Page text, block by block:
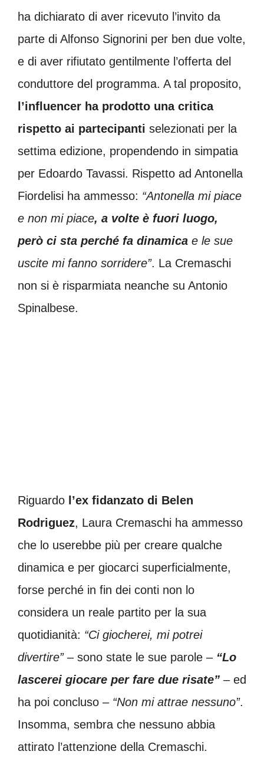
ha dichiarato di aver ricevuto l’invito da
parte di Alfonso Signorini per ben due volte,
e di aver rifiutato gentilmente l’offerta del
conduttore del programma. A tal proposito,
l’influencer ha prodotto una critica
rispetto ai partecipanti selezionati per la
settima edizione, propendendo in simpatia
per Edoardo Tavassi. Rispetto ad Antonella
Fiordelisi ha ammesso: “Antonella mi piace
e non mi piace, a volte è fuori luogo,
però ci sta perché fa dinamica e le sue
uscite mi fanno sorridere”. La Cremaschi
non si è risparmiata neanche su Antonio
Spinalbese.
Riguardo l’ex fidanzato di Belen
Rodriguez, Laura Cremaschi ha ammesso
che lo userebbe più per creare qualche
dinamica e per giocarci superficialmente,
forse perché in fin dei conti non lo
considera un reale partito per la sua
quotidianità: “Ci giocherei, mi potrei
divertire”– sono state le sue parole – “Lo
lascerei giocare per fare due risate” – ed
ha poi concluso – “Non mi attrae nessuno”.
Insomma, sembra che nessuno abbia
attirato l’attenzione della Cremaschi.